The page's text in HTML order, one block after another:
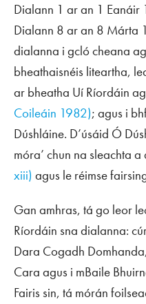
Dialann 1 ar an 1 Eanáir
Dialann 8 ar an 8 Márta
dialanna i gcló cheana
bheathaisnéis liteartha,
ar bheatha Uí Ríordáin
Coileáin 1982); agus i
Dúshláine. D’úsáid Ó
móra’ chun na sleachta a
xiii) agus le réimse
Gan amhras, tá go leor
Ríordáin sna dialanna:
Dara Cogadh
Cara agus i mBaile
Fairis sin, tá mórán